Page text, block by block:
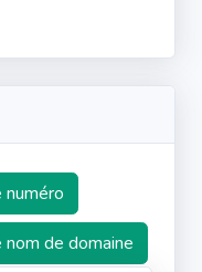
de domaine